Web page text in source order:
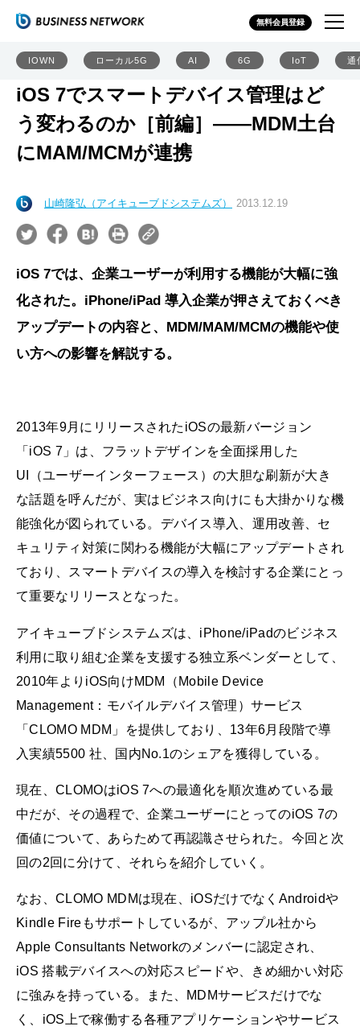
無料会員登録
IOWN ローカル5G AI 6G IoT 通
iOS 7でスマートデバイス管理はど
う変わるのか［前編］――MDM土台
にMAM/MCMが連携
山崎隆弘（アイキューブドシステムズ） 2013.12.19
iOS 7では、企業ユーザーが利用する機能が大幅に強
化された。iPhone/iPad 導入企業が押さえておくべき
アップデートの内容と、MDM/MAM/MCMの機能や使
い方への影響を解説する。
2013年9月にリリースされたiOSの最新バージョン
「iOS 7」は、フラットデザインを全面採用した
UI（ユーザーインターフェース）の大胆な刷新が大き
な話題を呼んだが、実はビジネス向けにも大掛かりな機
能強化が図られている。デバイス導入、運用改善、セ
キュリティ対策に関わる機能が大幅にアップデートされ
ており、スマートデバイスの導入を検討する企業にとっ
て重要なリリースとなった。
アイキューブドシステムズは、iPhone/iPadのビジネス
利用に取り組む企業を支援する独立系ベンダーとして、
2010年よりiOS向けMDM（Mobile Device
Management：モバイルデバイス管理）サービス
「CLOMO MDM」を提供しており、13年6月段階で導
入実績5500 社、国内No.1のシェアを獲得している。
現在、CLOMOはiOS 7への最適化を順次進めている最
中だが、その過程で、企業ユーザーにとってのiOS 7の
価値について、あらためて再認識させられた。今回と次
回の2回に分けて、それらを紹介していく。
なお、CLOMO MDMは現在、iOSだけでなくAndroidや
Kindle Fireもサポートしているが、アップル社から
Apple Consultants Networkのメンバーに認定され、
iOS 搭載デバイスへの対応スピードや、きめ細かい対応
に強みを持っている。また、MDMサービスだけでな
く、iOS上で稼働する各種アプリケーションやサービス